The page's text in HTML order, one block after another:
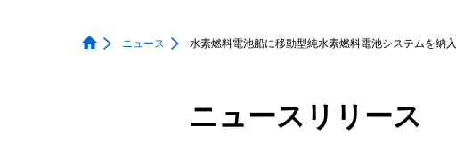
ニュース 水素燃料電池船に移動型純水素燃料電池システムを納入
ニュースリリース